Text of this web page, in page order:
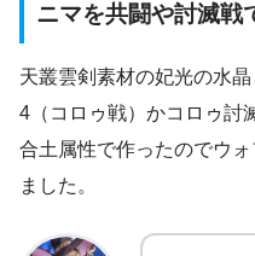
ニマを共闘や討滅戦
天叢雲剣素材の妃光の水
4（コロゥ戦）かコロゥ討
合土属性で作ったのでウ
ました。